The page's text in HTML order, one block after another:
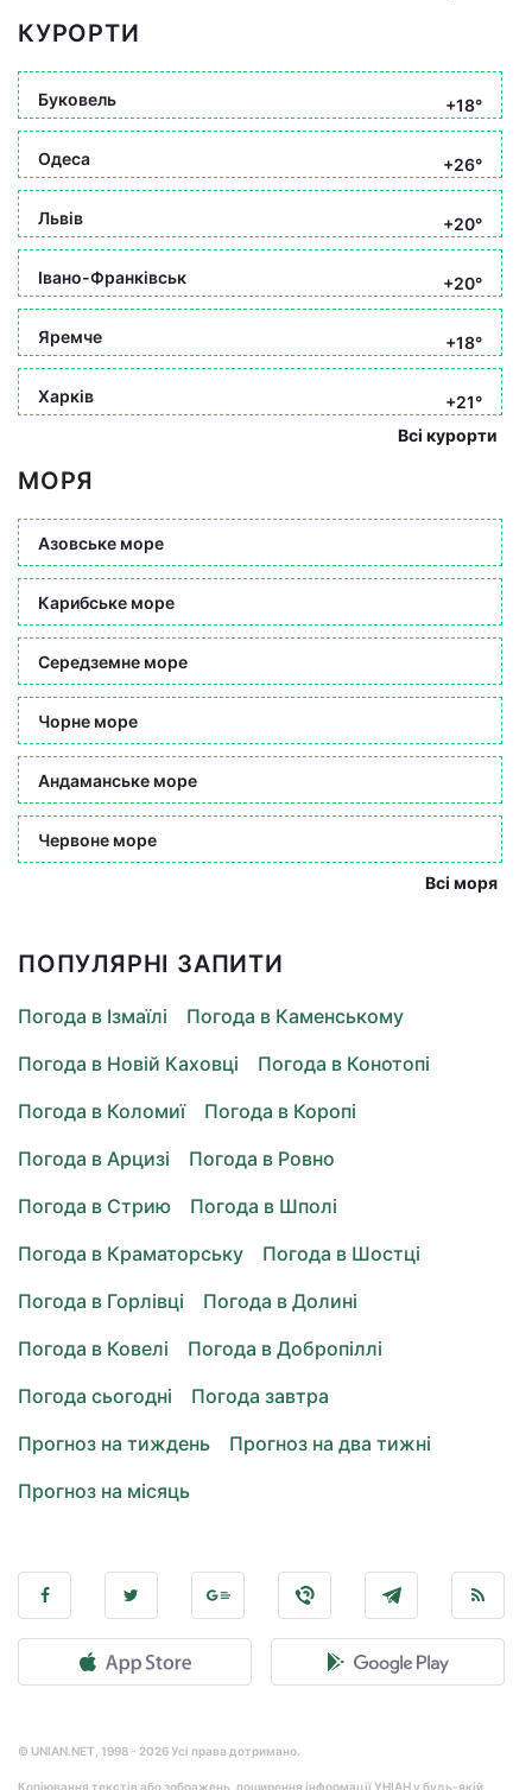
КУРОРТИ
Буковель +18°
Одеса +26°
Львів +20°
Івано-Франківськ +20°
Яремче +18°
Харків
+21°
Всі курорти
МОРЯ
Азовське море
Карибське море
Середземне море
Чорне море
Андаманське море
Червоне море
Всі моря
ПОПУЛЯРНІ ЗАПИТИ
Погода в Ізмаїлі
Погода в Каменському
Погода в Новій Каховці
Погода в Конотопі
Погода в Коломиї
Погода в Коропі
Погода в Арцизі
Погода в Ровно
Погода в Стрию
Погода в Шполі
Погода в Краматорську
Погода в Шостці
Погода в Горлівці
Погода в Долині
Погода в Ковелі
Погода в Добропіллі
Погода сьогодні
Погода завтра
Прогноз на тиждень
Прогноз на два тижні
Прогноз на місяць
© UNIAN.NET, 1998 - 2026 Усі права дотримано.
Копіювання текстів або зображень, поширення інформації УНІАН у будь-якій